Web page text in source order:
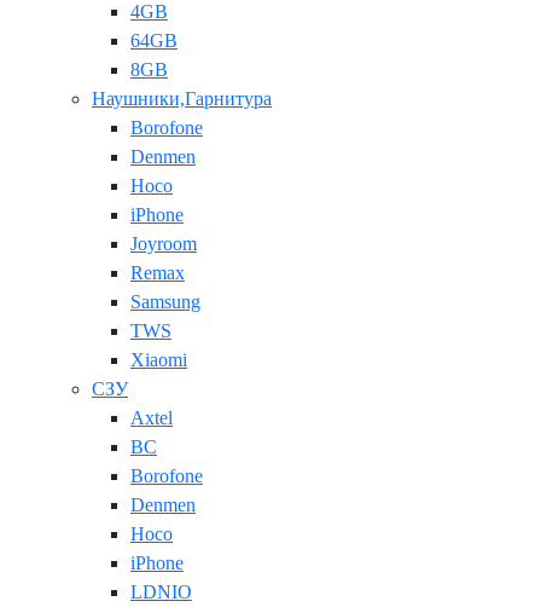
4GB
64GB
8GB
Наушники,Гарнитура
Borofone
Denmen
Hoco
iPhone
Joyroom
Remax
Samsung
TWS
Xiaomi
СЗУ
Axtel
BC
Borofone
Denmen
Hoco
iPhone
LDNIO